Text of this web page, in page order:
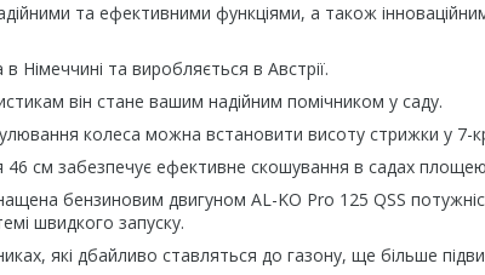
та ефективними функціями, а також
Німеччині та виробляється в Австрії.
він стане вашим надійним помічником у саду.
колеса можна встановити висоту стрижки у 7-
46 см забезпечує ефективне скошування в садах
бензиновим двигуном AL-KO Pro 125 QSS
швидкого запуску.
які дбайливо ставляться до газону, ще більше